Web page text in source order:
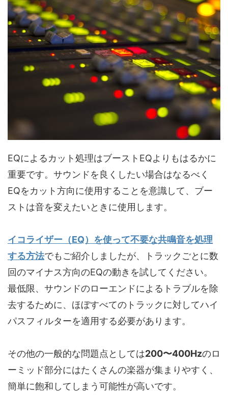
EQによるカット処理はブーストEQよりもはるかに
重要です。サウンドを良くしたい場合はなるべく
EQをカット方向に使用することを意識して、ブー
ストは音を変えたいときに使用します。
イコライザー（EQ）を使って不要な共鳴音を処理
する方法でもご紹介しましたが、トラックごとに数
回のマイナス方向のEQの動きを試してください。
最低限、サウンドのローエンドによるトラブルを除
去するために、ほぼすべてのトラックに対してハイ
パスフィルターを適用する必要があります。
その他の一般的な問題点としては200〜400Hzのロ
ーミッド部分にはたくさんの楽器が集まりやすく、
簡単に飽和してしまう可能性が高いです。